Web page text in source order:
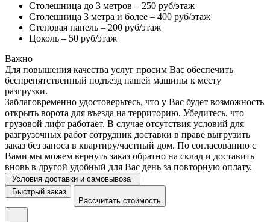
Столешница до 3 метров – 250 руб/этаж
Столешница 3 метра и более – 400 руб/этаж
Стеновая панель – 200 руб/этаж
Цоколь – 50 руб/этаж
Важно
Для повышения качества услуг просим Вас обеспечить
беспрепятственный подъезд нашей машины к месту
разгрузки.
Заблаговременно удостоверьтесь, что у Вас будет возможность
открыть ворота для въезда на территорию. Убедитесь, что
грузовой лифт работает. В случае отсутствия условий для
разгрузочных работ сотрудник доставки в праве выгрузить
заказ без заноса в квартиру/частный дом. По согласованию с
Вами мы можем вернуть заказ обратно на склад и доставить
вновь в другой удобный для Вас день за повторную оплату.
Условия доставки и самовывоза
Быстрый заказ
Рассчитать стоимость